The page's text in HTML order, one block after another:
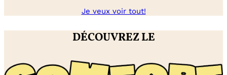
Je veux voir tout!
DÉCOUVREZ LE